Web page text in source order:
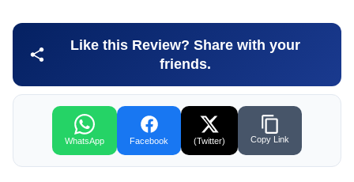
Like this Review? Share with your
friends.
WhatsApp Facebook (Twitter) Copy Link